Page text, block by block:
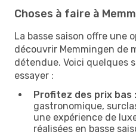
Choses à faire à
La basse saison offre une
découvrir Memmingen de
détendue. Voici quelques
essayer :
Profitez des prix bas :
gastronomique,
une expérience de
réalisées en basse